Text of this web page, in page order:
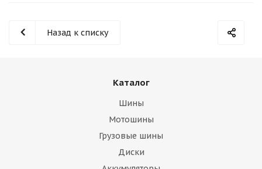
Назад к списку
Каталог
Шины
Мотошины
Грузовые шины
Диски